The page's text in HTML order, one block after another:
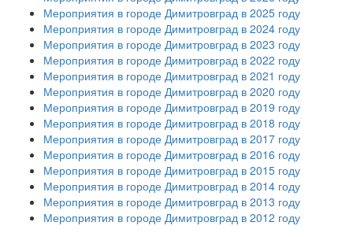
Мероприятия в городе Димитровград в 2025 году
Мероприятия в городе Димитровград в 2024 году
Мероприятия в городе Димитровград в 2023 году
Мероприятия в городе Димитровград в 2022 году
Мероприятия в городе Димитровград в 2021 году
Мероприятия в городе Димитровград в 2020 году
Мероприятия в городе Димитровград в 2019 году
Мероприятия в городе Димитровград в 2018 году
Мероприятия в городе Димитровград в 2017 году
Мероприятия в городе Димитровград в 2016 году
Мероприятия в городе Димитровград в 2015 году
Мероприятия в городе Димитровград в 2014 году
Мероприятия в городе Димитровград в 2013 году
Мероприятия в городе Димитровград в 2012 году